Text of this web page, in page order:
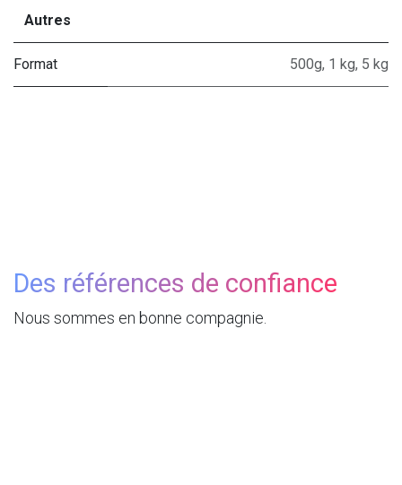
Autres
Format 500g, 1 kg, 5 kg
Des références de confiance
Nous sommes en bonne compagnie.